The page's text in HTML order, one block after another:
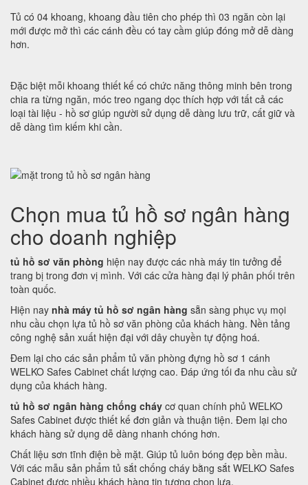
Tủ có 04 khoang, khoang đầu tiên cho phép thì 03 ngăn còn lại
mới được mở thì các cánh đều có tay cầm giúp đóng mở dễ dàng
hơn.
Đặc biệt mỗi khoang thiết kế có chức năng thông minh bên trong
chia ra từng ngăn, móc treo ngang dọc thích hợp với tất cả các
loại tài liệu - hồ sơ giúp người sử dụng dễ dàng lưu trữ, cất giữ và
dễ dàng tìm kiếm khi cần.
Chọn mua tủ hồ sơ ngân hàng
cho doanh nghiệp
tủ hồ sơ văn phòng hiện nay được các nhà máy tin tưởng để
trang bị trong đơn vị mình. Với các cửa hàng đại lý phân phối trên
toàn quốc.
Hiện nay nhà máy tủ hồ sơ ngân hàng sẵn sàng phục vụ mọi
nhu cầu chọn lựa tủ hồ sơ văn phòng của khách hàng. Nền tảng
công nghệ sản xuất hiện đại với dây chuyền tự động hoá.
Đem lại cho các sản phẩm tủ văn phòng đựng hồ sơ 1 cánh
WELKO Safes Cabinet chất lượng cao. Đáp ứng tối đa nhu cầu sử
dụng của khách hàng.
tủ hồ sơ ngân hàng chống cháy cơ quan chính phủ WELKO
Safes Cabinet được thiết kế đơn giản và thuận tiện. Đem lại cho
khách hàng sử dụng dễ dàng nhanh chóng hơn.
Chất liệu sơn tĩnh điện bề mặt. Giúp tủ luôn bóng đẹp bền mầu.
Với các mẫu sản phẩm tủ sắt chống cháy bằng sắt WELKO Safes
Cabinet được nhiều khách hàng tin tượng chọn lựa.